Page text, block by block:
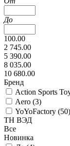
До
100.00
2 745.00
5 390.00
8 035.00
10 680.00
Бренд
Action Sports
Aero (3)
YoYoFactory (50)
ТН ВЭД
Все
Новинка